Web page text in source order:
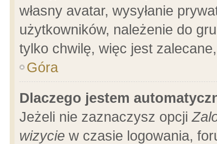
własny avatar, wysyłanie
użytkowników, należenie do
tylko chwilę, więc jest
Góra
Dlaczego jestem
Jeżeli nie zaznaczysz opcji
wizycie w czasie logowania,